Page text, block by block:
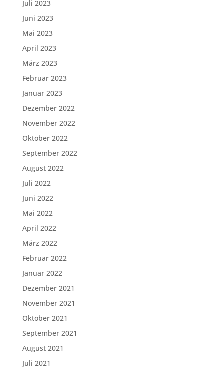
Juli 2023
Juni 2023
Mai 2023
April 2023
März 2023
Februar 2023
Januar 2023
Dezember 2022
November 2022
Oktober 2022
September 2022
August 2022
Juli 2022
Juni 2022
Mai 2022
April 2022
März 2022
Februar 2022
Januar 2022
Dezember 2021
November 2021
Oktober 2021
September 2021
August 2021
Juli 2021